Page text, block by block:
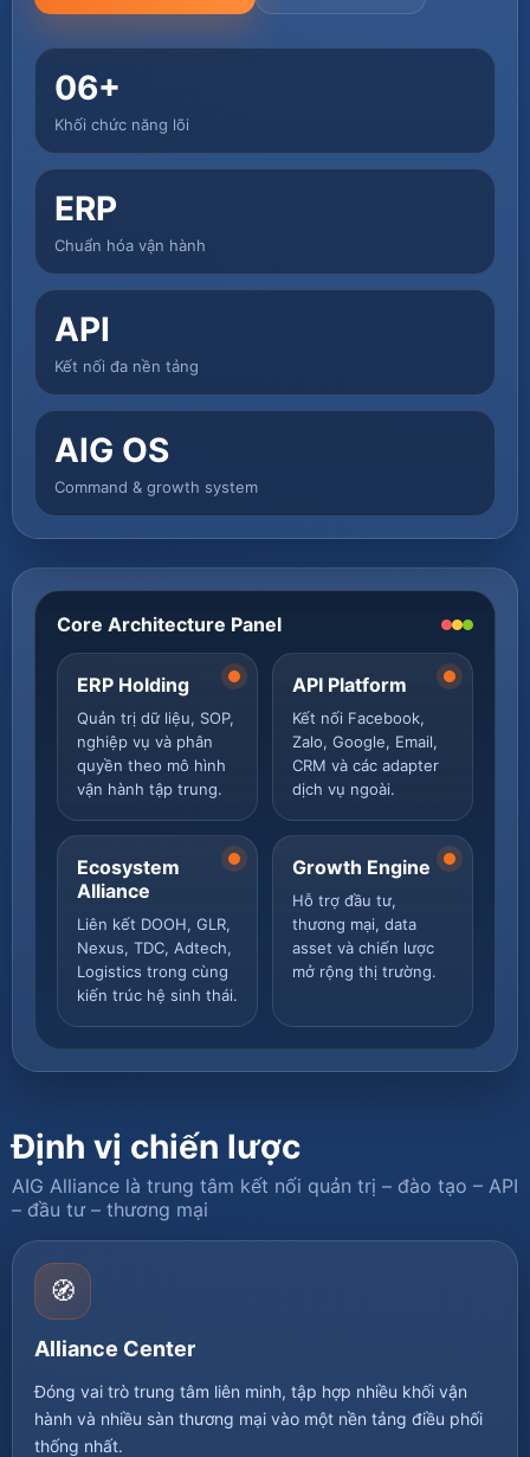
06+
Khối chức năng lõi
ERP
Chuẩn hóa vận hành
API
Kết nối đa nền tảng
AIG OS
Command & growth system
Core Architecture Panel
ERP Holding
Quản trị dữ liệu, SOP,
nghiệp vụ và phân
quyền theo mô hình
vận hành tập trung.
API Platform
Kết nối Facebook,
Zalo, Google, Email,
CRM và các adapter
dịch vụ ngoài.
Ecosystem
Alliance
Liên kết DOOH, GLR,
Nexus, TDC, Adtech,
Logistics trong cùng
kiến trúc hệ sinh thái.
Growth Engine
Hỗ trợ đầu tư,
thương mại, data
asset và chiến lược
mở rộng thị trường.
Định vị chiến lược
AIG Alliance là trung tâm kết nối quản trị – đào tạo – API
– đầu tư – thương mại
🧭
Alliance Center
Đóng vai trò trung tâm liên minh, tập hợp nhiều khối vận
hành và nhiều sàn thương mại vào một nền tảng điều phối
thống nhất.